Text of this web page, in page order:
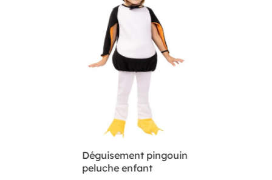
Déguisement pingouin
peluche enfant